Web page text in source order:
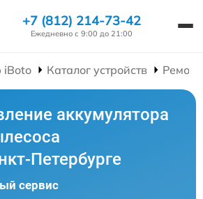
+7 (812) 214-73-42
Ежедневно с 9:00 до 21:00
iBoto Каталог устройств
аккумулятора
Петербурге
сервис